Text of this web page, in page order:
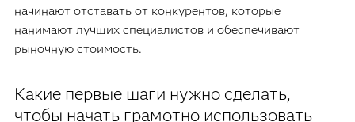
начинают отставать от конкурентов, которые
нанимают лучших специалистов и обеспечивают
рыночную стоимость.
Какие первые шаги нужно сделать,
чтобы начать грамотно использовать